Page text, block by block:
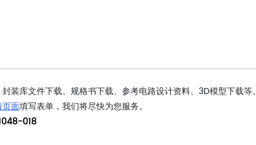
装库文件下载、规格书下载、参考电路设计资料、3D模型下载等。
面填写表单，我们将尽快为您服务。
018